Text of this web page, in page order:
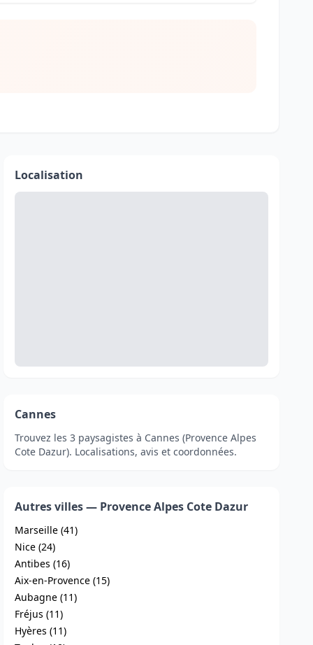
Localisation
Cannes
Trouvez les 3 paysagistes à Cannes (Provence Alpes
Cote Dazur). Localisations, avis et coordonnées.
Autres villes — Provence Alpes Cote Dazur
Marseille (41)
Nice (24)
Antibes (16)
Aix-en-Provence (15)
Aubagne (11)
Fréjus (11)
Hyères (11)